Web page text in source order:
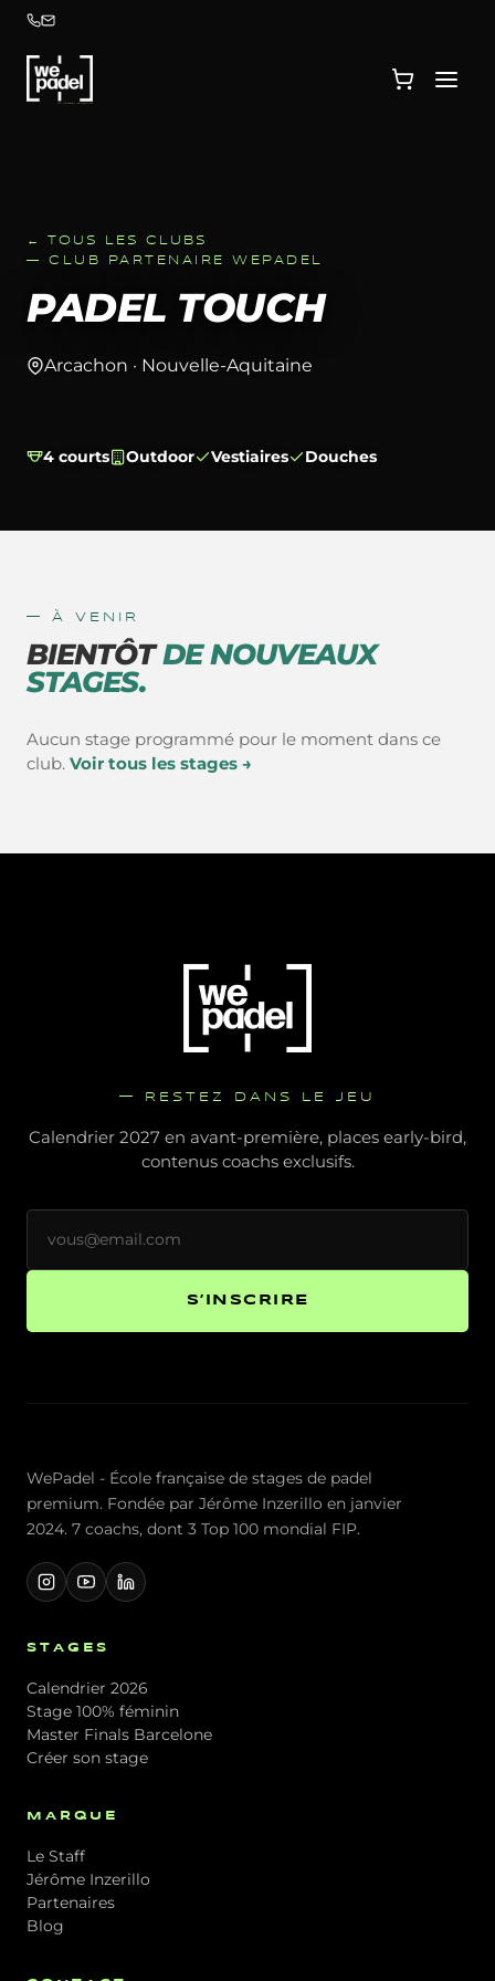
← TOUS LES CLUBS
— CLUB PARTENAIRE WEPADEL
PADEL TOUCH
Arcachon · Nouvelle-Aquitaine
4 courts Outdoor Vestiaires Douches
— À VENIR
BIENTÔTDE NOUVEAUX
STAGES.
Aucun stage programmé pour le moment dans ce
club. Voir tous les stages →
— RESTEZ DANS LE JEU
Calendrier 2027 en avant-première, places early-bird,
contenus coachs exclusifs.
S’INSCRIRE
WePadel - École française de stages de padel
premium. Fondée par Jérôme Inzerillo en janvier
2024. 7 coachs, dont 3 Top 100 mondial FIP.
STAGES
Calendrier 2026
Stage 100% féminin
Master Finals Barcelone
Créer son stage
MARQUE
Le Staff
Jérôme Inzerillo
Partenaires
Blog